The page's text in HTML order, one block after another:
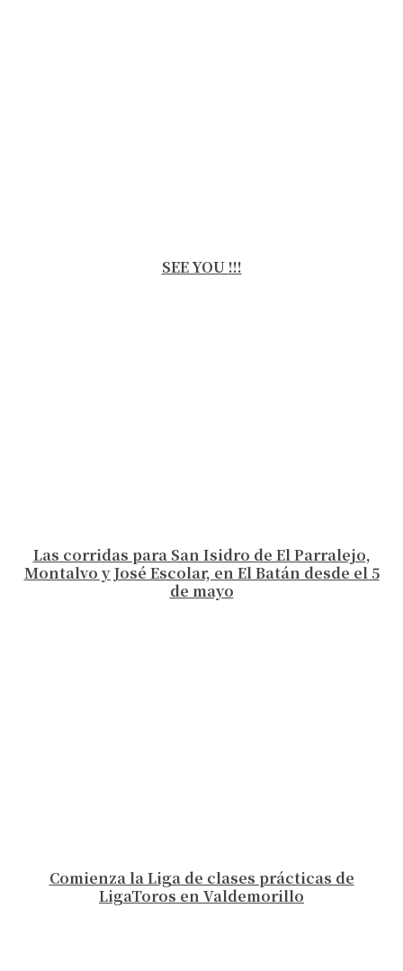
SEE YOU !!!
Las corridas para San Isidro de El Parralejo,
Montalvo y José Escolar, en El Batán desde el 5
de mayo
Comienza la Liga de clases prácticas de
LigaToros en Valdemorillo